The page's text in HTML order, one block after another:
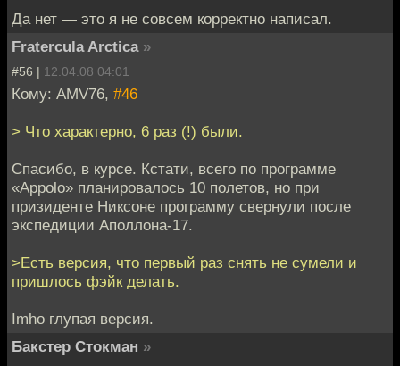
Да нет — это я не совсем корректно написал.
Fratercula Arctica »
#56 | 12.04.08 04:01
Кому: AMV76, #46
> Что характерно, 6 раз (!) были.
Спасибо, в курсе. Кстати, всего по программе
«Appolo» планировалось 10 полетов, но при
призиденте Никсоне программу свернули после
экспедиции Аполлона-17.
>Есть версия, что первый раз снять не сумели и
пришлось фэйк делать.
Imho глупая версия.
Бакстер Стокман »